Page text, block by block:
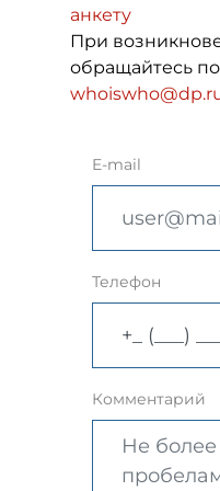
анкету
При
обращайтесь
E-mail
Телефон
Комментарий